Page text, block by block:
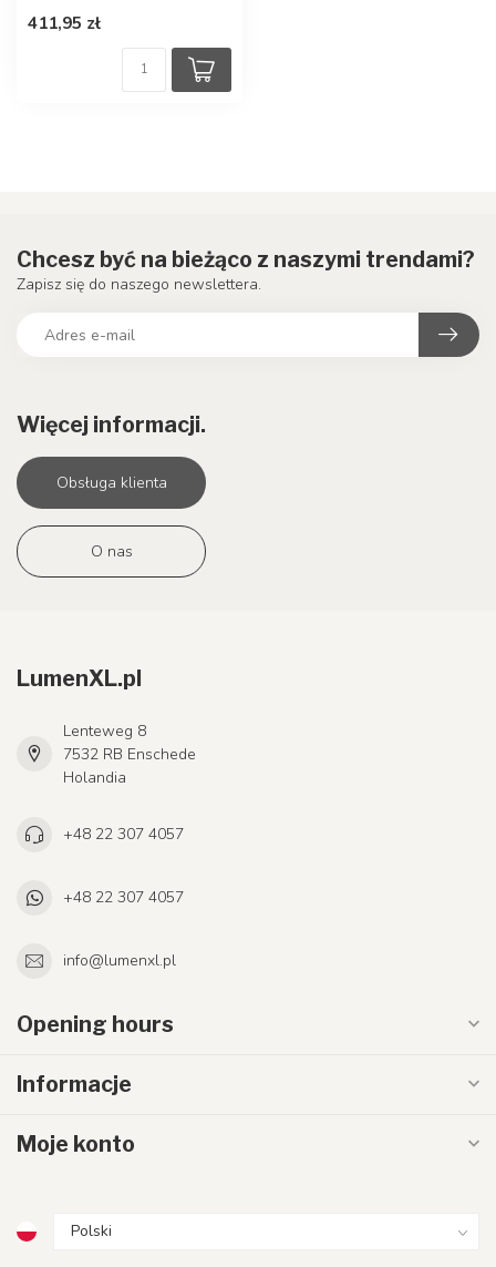
411,95 zł
Więcej informacji.
Obsługa klienta
O nas
Chcesz być na bieżąco z naszymi trendami?
Zapisz się do naszego newslettera.
LumenXL.pl
Lenteweg 8
7532 RB Enschede
Holandia
+48 22 307 4057
+48 22 307 4057
info@lumenxl.pl
Opening hours
Informacje
Moje konto